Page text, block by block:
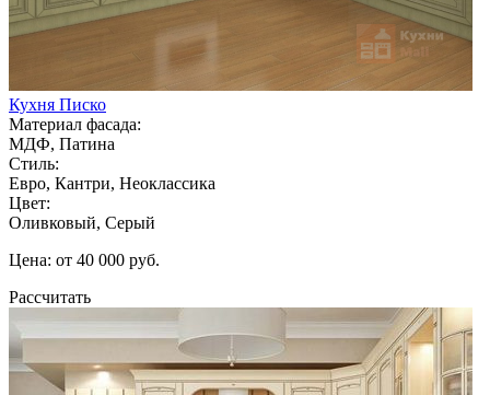
Кухня Писко
Материал фасада:
МДФ, Патина
Стиль:
Евро, Кантри, Неоклассика
Цвет:
Оливковый, Серый
Цена: от 40 000 руб.
Рассчитать